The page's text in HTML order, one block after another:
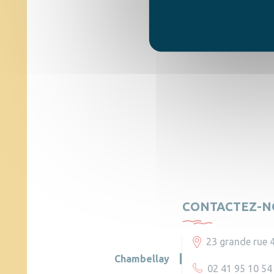
CONTACTEZ-
Chambellay
23 grande rue
02 41 95 10 54